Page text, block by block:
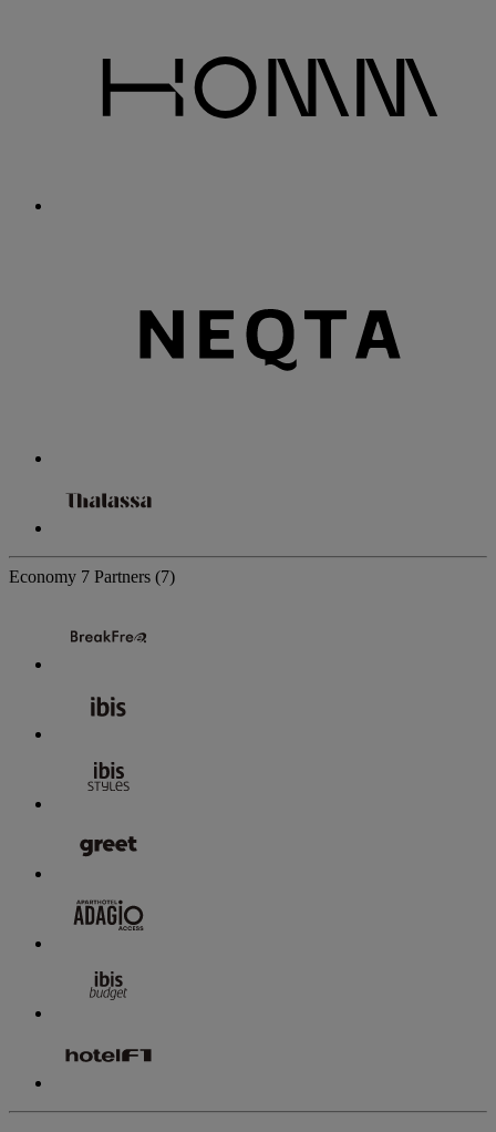
Economy 7 Partners (7)